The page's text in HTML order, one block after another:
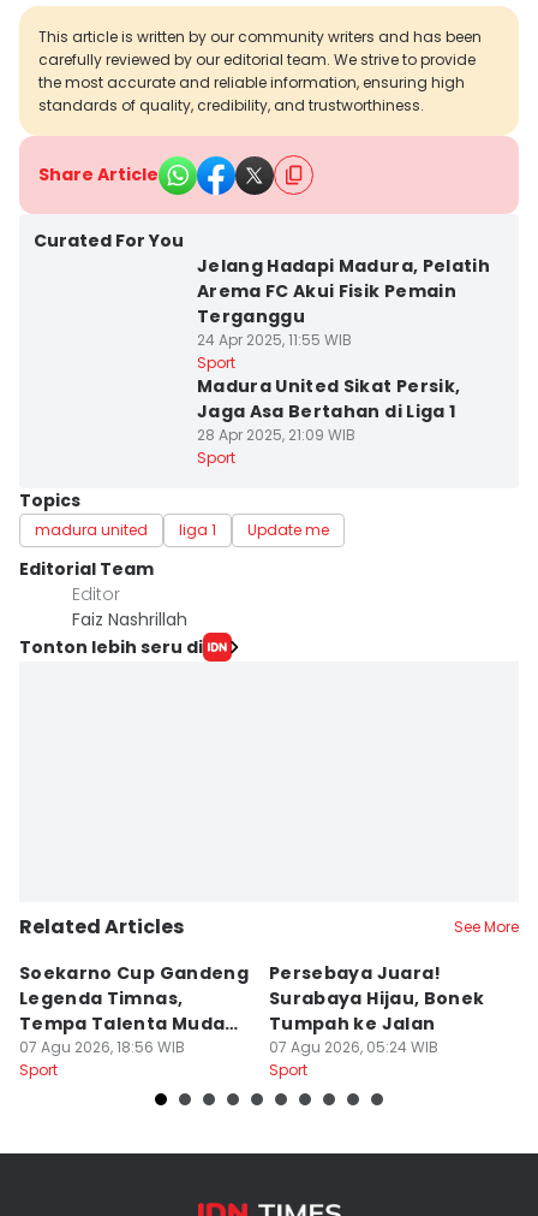
This article is written by our community writers and has been
carefully reviewed by our editorial team. We strive to provide
the most accurate and reliable information, ensuring high
standards of quality, credibility, and trustworthiness.
Share Article
Curated For You
Jelang Hadapi Madura, Pelatih
Arema FC Akui Fisik Pemain
Terganggu
24 Apr 2025, 11:55 WIB
Sport
Madura United Sikat Persik,
Jaga Asa Bertahan di Liga 1
28 Apr 2025, 21:09 WIB
Sport
Topics
madura united liga 1 Update me
Editorial Team
Editor
Faiz Nashrillah
Tonton lebih seru di
Related Articles See More
Soekarno Cup Gandeng
Legenda Timnas,
Tempa Talenta Muda
Sepak Bola Indonesia
07 Agu 2026, 18:56 WIB
Sport
Persebaya Juara!
Surabaya Hijau, Bonek
Tumpah ke Jalan
07 Agu 2026, 05:24 WIB
Sport